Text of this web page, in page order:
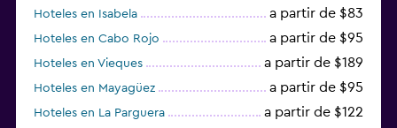
Hoteles en Isabela a partir de $83
Hoteles en Cabo Rojo a partir de $95
Hoteles en Vieques a partir de $189
Hoteles en Mayagüez a partir de $95
Hoteles en La Parguera a partir de $122